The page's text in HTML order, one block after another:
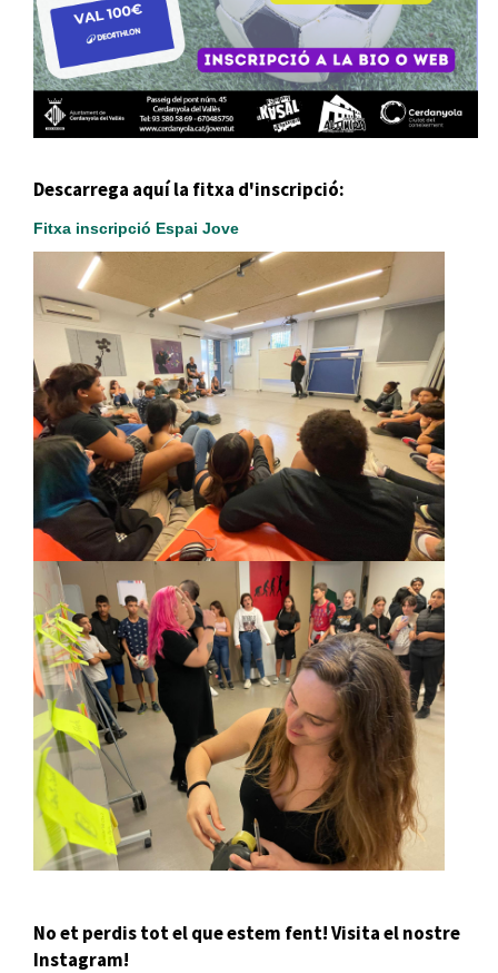
Descarrega aquí la fitxa d'inscripció:
Fitxa inscripció Espai Jove
No et perdis tot el que estem fent! Visita el nostre
Instagram!